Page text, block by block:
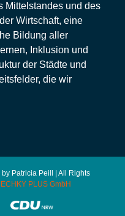
Mittelstandes und des
Wirtschaft, eine
Bildung aller
Inklusion und
der Städte und
die wir
Patricia Peill | All Rights
PLUS GmbH
CDU